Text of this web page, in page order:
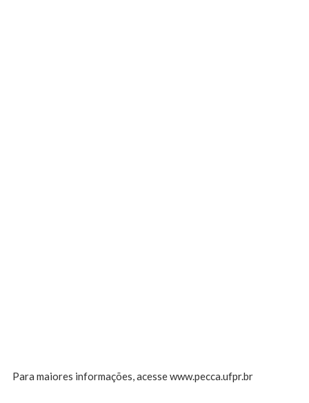
Para maiores informações, acesse www.pecca.ufpr.br